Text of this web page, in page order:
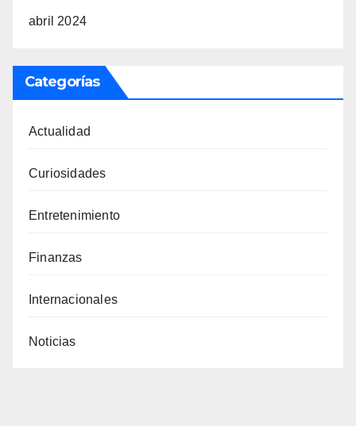
abril 2024
Categorías
Actualidad
Curiosidades
Entretenimiento
Finanzas
Internacionales
Noticias